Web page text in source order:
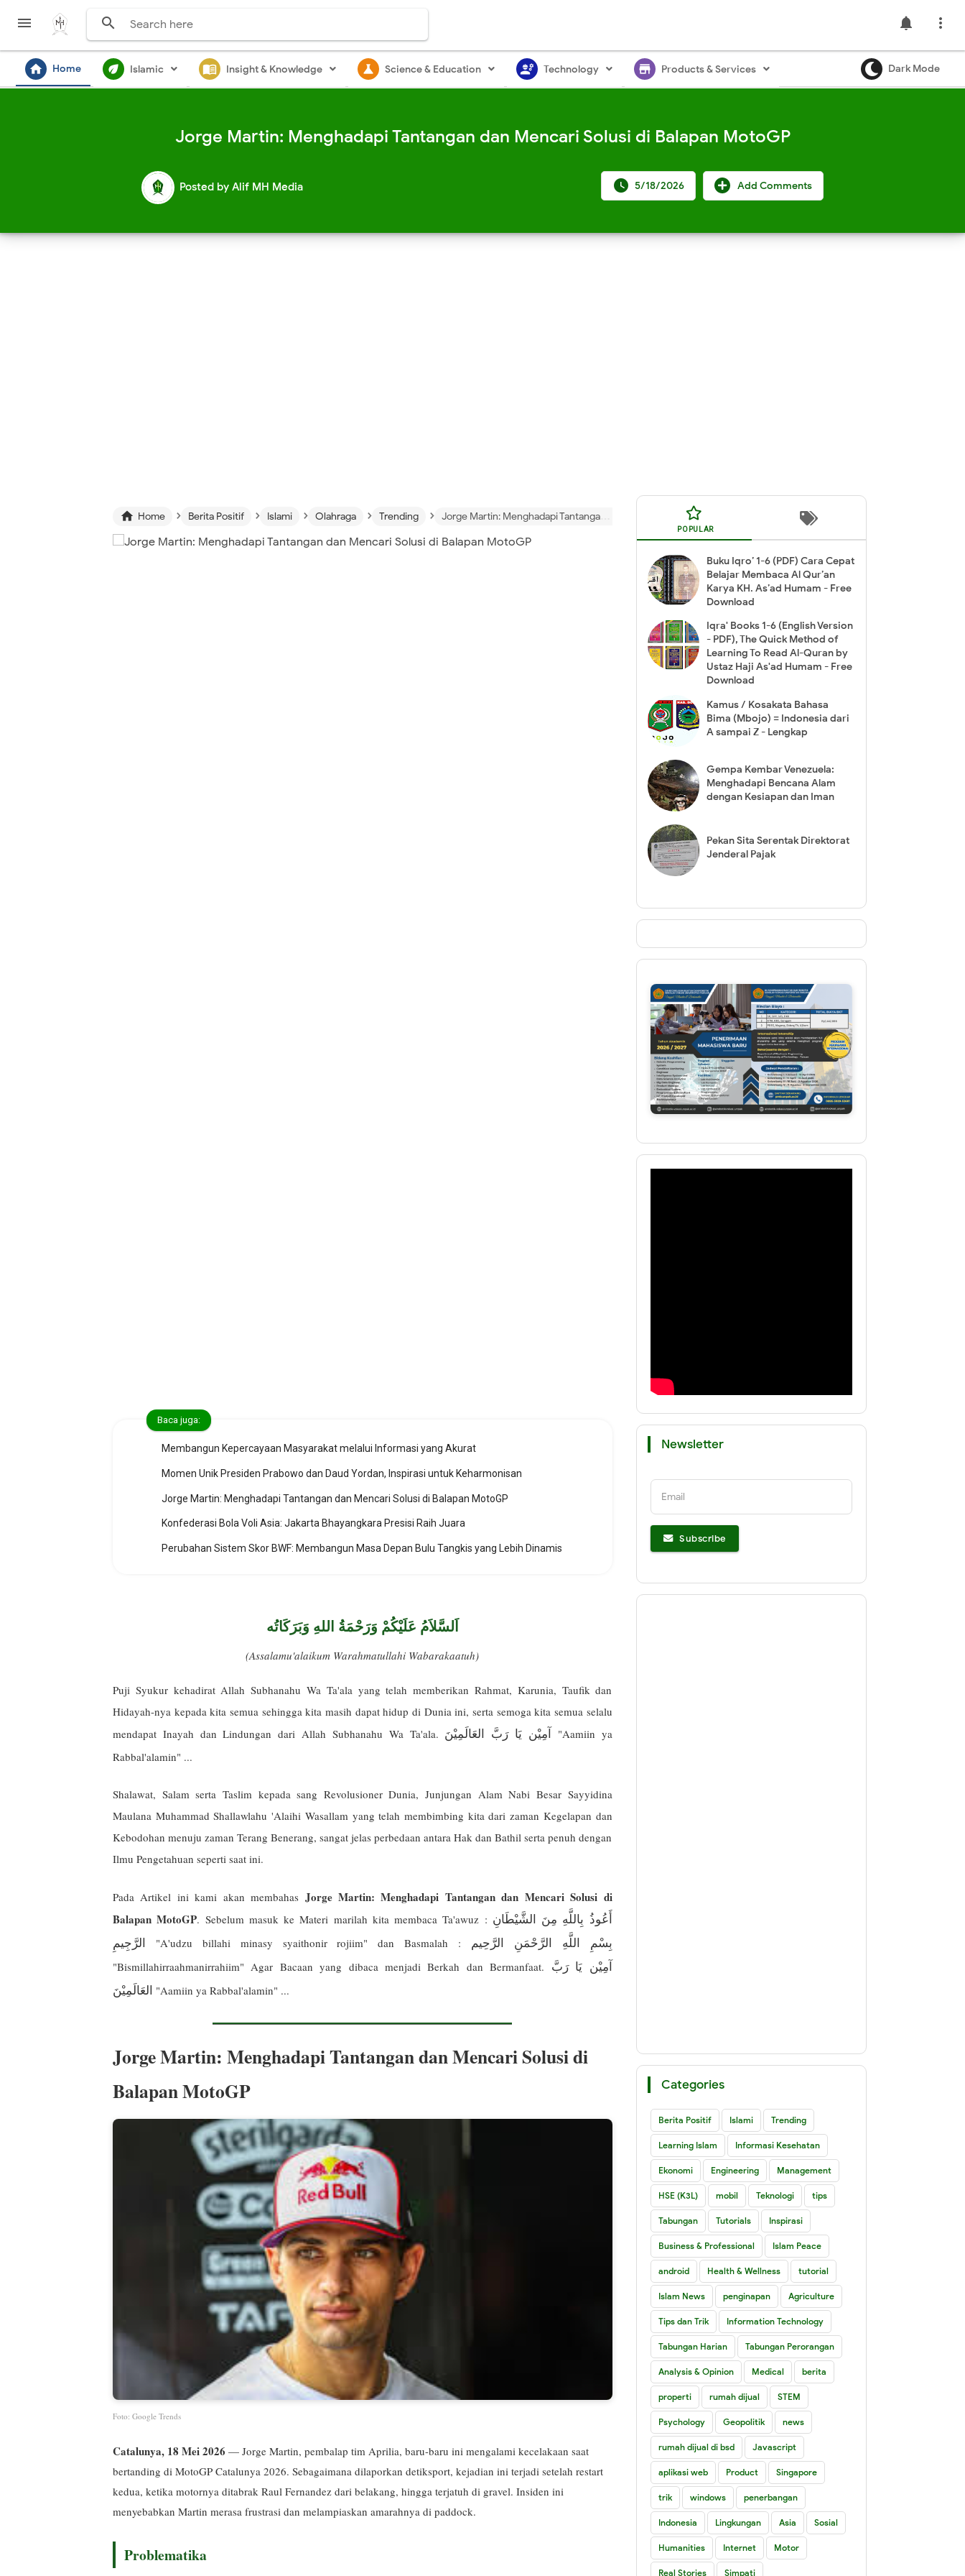
 
notifications

home Home ecodIslamic menu_book Insight & Knowledge science Science & Education engineering Technology store Products & Services Dark Mode
Jorge Martin: Menghadapi Tantangan dan Mencari Solusi di Balapan MotoGP
Posted by Alif MH Media Add Comments
 5/18/2026
 Home › Berita Positif › Islami › Olahraga › Trending › Jorge Martin: Menghadapi Tantangan dan Mencari Solusi di Balapan MotoGP
Baca juga:
Membangun Kepercayaan Masyarakat melalui Informasi yang Akurat
Momen Unik Presiden Prabowo dan Daud Yordan, Inspirasi untuk Keharmonisan
Jorge Martin: Menghadapi Tantangan dan Mencari Solusi di Balapan MotoGP
Konfederasi Bola Voli Asia: Jakarta Bhayangkara Presisi Raih Juara
Perubahan Sistem Skor BWF: Membangun Masa Depan Bulu Tangkis yang Lebih Dinamis
اَلسَّلاَمُ عَلَيْكُمْ وَرَحْمَةُ اللهِ وَبَرَكَاتُه
(Assalamu'alaikum Warahmatullahi Wabarakaatuh)
Puji Syukur kehadirat Allah Subhanahu Wa Ta'ala yang telah memberikan Rahmat, Karunia, Taufik dan
Hidayah-nya kepada kita semua sehingga kita masih dapat hidup di Dunia ini, serta semoga kita semua selalu
mendapat Inayah dan Lindungan dari Allah Subhanahu Wa Ta'ala. آمِيْن يَا رَبَّ العَالَمِيْنَ "Aamiin ya
Rabbal'alamin" ...
Shalawat, Salam serta Taslim kepada sang Revolusioner Dunia, Junjungan Alam Nabi Besar Sayyidina
Maulana Muhammad Shallawlahu 'Alaihi Wasallam yang telah membimbing kita dari zaman Kegelapan dan
Kebodohan menuju zaman Terang Benerang, sangat jelas perbedaan antara Hak dan Bathil serta penuh dengan
Ilmu Pengetahuan seperti saat ini.
Pada Artikel ini kami akan membahas Jorge Martin: Menghadapi Tantangan dan Mencari Solusi di
Balapan MotoGP. Sebelum masuk ke Materi marilah kita membaca Ta'awuz : أَعُوذُ بِاللَّهِ مِنَ الشَّيْطَانِ
الرَّجِيمِ "A'udzu billahi minasy syaithonir rojiim" dan Basmalah : بِسْمِ اللَّهِ الرَّحْمَنِ الرَّحِيم
"Bismillahirraahmanirrahiim" Agar Bacaan yang dibaca menjadi Berkah dan Bermanfaat. آمِيْن يَا رَبَّ
العَالَمِيْنَ "Aamiin ya Rabbal'alamin" ...
Jorge Martin: Menghadapi Tantangan dan Mencari Solusi di
Balapan MotoGP
Foto: Google Trends
Catalunya, 18 Mei 2026 — Jorge Martin, pembalap tim Aprilia, baru-baru ini mengalami kecelakaan saat
bertanding di MotoGP Catalunya 2026. Sebagaimana dilaporkan detiksport, kejadian ini terjadi setelah restart
kedua, ketika motornya ditabrak Raul Fernandez dari belakang, hingga terjatuh di gravel. Insiden ini
menyebabkan Martin merasa frustrasi dan melampiaskan amarahnya di paddock.
Problematika
POPULAR
Buku Iqro’ 1-6 (PDF) Cara Cepat
Belajar Membaca Al Qur’an
Karya KH. As’ad Humam - Free
Download
Iqra' Books 1-6 (English Version
- PDF), The Quick Method of
Learning To Read Al-Quran by
Ustaz Haji As'ad Humam - Free
Download
Kamus / Kosakata Bahasa
Bima (Mbojo) = Indonesia dari
A sampai Z - Lengkap
Gempa Kembar Venezuela:
Menghadapi Bencana Alam
dengan Kesiapan dan Iman
Pekan Sita Serentak Direktorat
Jenderal Pajak
Newsletter
Email
Subscribe
Categories
Berita Positif Islami Trending
Learning Islam Informasi Kesehatan
Ekonomi Engineering Management
HSE (K3L) mobil Teknologi tips
Tabungan Tutorials Inspirasi
Business & Professional Islam Peace
android Health & Wellness tutorial
Islam News penginapan Agriculture
Tips dan Trik Information Technology
Tabungan Harian Tabungan Perorangan
Analysis & Opinion Medical berita
properti rumah dijual STEM
Psychology Geopolitik news
rumah dijual di bsd Javascript
aplikasi web Product Singapore
trik windows penerbangan
Indonesia Lingkungan Asia Sosial
Humanities Internet Motor
Real Stories Simpati